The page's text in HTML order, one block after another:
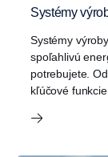
Systémy
Systémy
spoľahlivú
potrebujete.
kľúčové